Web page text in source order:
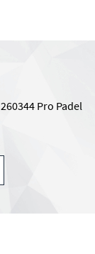
Pro Padel